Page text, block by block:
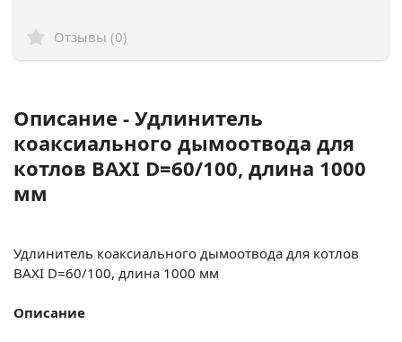
Отзывы (0)
Описание - Удлинитель
коаксиального дымоотвода для
котлов BAXI D=60/100, длина 1000
мм
Удлинитель коаксиального дымоотвода для котлов
BAXI D=60/100, длина 1000 мм
Описание